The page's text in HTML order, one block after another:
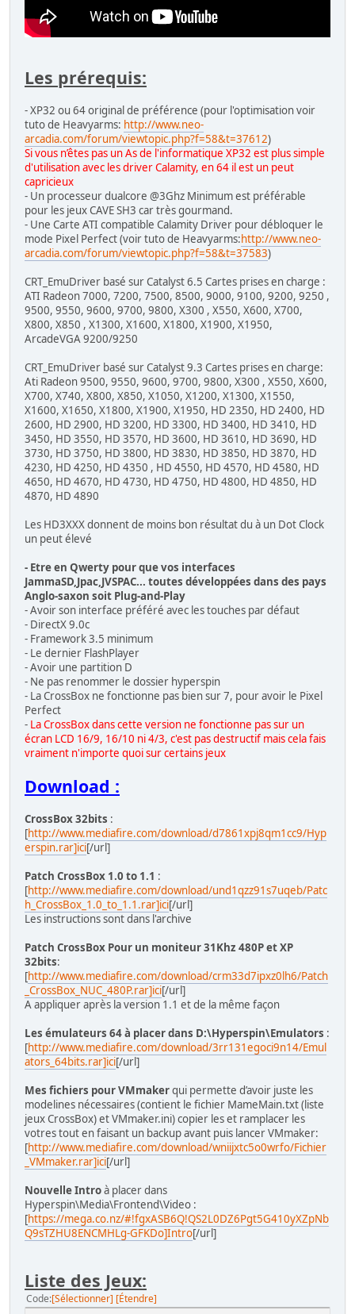
Les prérequis:
- XP32 ou 64 original de préférence (pour l'optimisation voir
tuto de Heavyarms: http://www.neo-
arcadia.com/forum/viewtopic.php?f=58&t=37612)
Si vous n’êtes pas un As de l'informatique XP32 est plus simple
d'utilisation avec les driver Calamity, en 64 il est un peut
capricieux
- Un processeur dualcore @3Ghz Minimum est préférable
pour les jeux CAVE SH3 car très gourmand.
- Une Carte ATI compatible Calamity Driver pour débloquer le
mode Pixel Perfect (voir tuto de Heavyarms:http://www.neo-
arcadia.com/forum/viewtopic.php?f=58&t=37583)
CRT_EmuDriver basé sur Catalyst 6.5 Cartes prises en charge :
ATI Radeon 7000, 7200, 7500, 8500, 9000, 9100, 9200, 9250 ,
9500, 9550, 9600, 9700, 9800, X300 , X550, X600, X700,
X800, X850 , X1300, X1600, X1800, X1900, X1950,
ArcadeVGA 9200/9250
CRT_EmuDriver basé sur Catalyst 9.3 Cartes prises en charge:
Ati Radeon 9500, 9550, 9600, 9700, 9800, X300 , X550, X600,
X700, X740, X800, X850, X1050, X1200, X1300, X1550,
X1600, X1650, X1800, X1900, X1950, HD 2350, HD 2400, HD
2600, HD 2900, HD 3200, HD 3300, HD 3400, HD 3410, HD
3450, HD 3550, HD 3570, HD 3600, HD 3610, HD 3690, HD
3730, HD 3750, HD 3800, HD 3830, HD 3850, HD 3870, HD
4230, HD 4250, HD 4350 , HD 4550, HD 4570, HD 4580, HD
4650, HD 4670, HD 4730, HD 4750, HD 4800, HD 4850, HD
4870, HD 4890
Les HD3XXX donnent de moins bon résultat du à un Dot Clock
un peut élevé
- Etre en Qwerty pour que vos interfaces
JammaSD,Jpac,JVSPAC... toutes développées dans des pays
Anglo-saxon soit Plug-and-Play
- Avoir son interface préféré avec les touches par défaut
- DirectX 9.0c
- Framework 3.5 minimum
- Le dernier FlashPlayer
- Avoir une partition D
- Ne pas renommer le dossier hyperspin
- La CrossBox ne fonctionne pas bien sur 7, pour avoir le Pixel
Perfect
- La CrossBox dans cette version ne fonctionne pas sur un
écran LCD 16/9, 16/10 ni 4/3, c'est pas destructif mais cela fais
vraiment n'importe quoi sur certains jeux
Download :
CrossBox 32bits :
[http://www.mediafire.com/download/d7861xpj8qm1cc9/Hyp
erspin.rar]ici[/url]
Patch CrossBox 1.0 to 1.1 :
[http://www.mediafire.com/download/und1qzz91s7uqeb/Patc
h_CrossBox_1.0_to_1.1.rar]ici[/url]
Les instructions sont dans l'archive
Patch CrossBox Pour un moniteur 31Khz 480P et XP
32bits:
[http://www.mediafire.com/download/crm33d7ipxz0lh6/Patch
_CrossBox_NUC_480P.rar]ici[/url]
A appliquer après la version 1.1 et de la même façon
Les émulateurs 64 à placer dans D:\Hyperspin\Emulators :
[http://www.mediafire.com/download/3rr131egoci9n14/Emul
ators_64bits.rar]ici[/url]
Mes fichiers pour VMmakerqui permette d’avoir juste les
modelines nécessaires (contient le fichier MameMain.txt (liste
jeux CrossBox) et VMmaker.ini) copier les et ramplacer les
votres tout en faisant un backup avant puis lancer VMmaker:
[http://www.mediafire.com/download/wniijxtc5o0wrfo/Fichier
_VMmaker.rar]ici[/url]
Nouvelle Introà placer dans
Hyperspin\Media\Frontend\Video :
[https://mega.co.nz/#!fgxASB6Q!QS2L0DZ6Pgt5G410yXZpNb
Q9sTZHU8ENCMHLg-GFKDo]Intro[/url]
Liste des Jeux:
Code Sélectionner Étendre